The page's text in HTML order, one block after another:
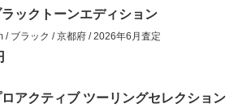
ックトーンエディション
/ ブラック /京都府 /2026年6月査定
アクティブ ツーリングセレクション